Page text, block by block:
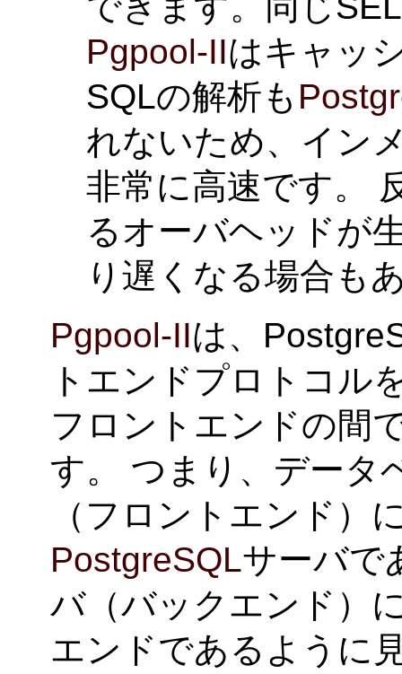
Pgpool-IIはキャッ
SQLの解析も
れないため、イン
非常に高速です。
るオーバヘッドが
り遅くなる場合も
Pgpool-IIは、
トエンドプロトコル
フロントエンドの間
す。 つまり、データ
（フロントエンド）
PostgreSQLサーバで
バ（バックエンド）
エンドであるように